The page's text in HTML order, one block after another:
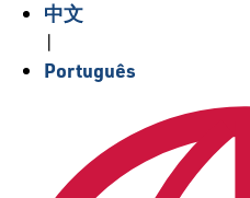
中文
|
Português